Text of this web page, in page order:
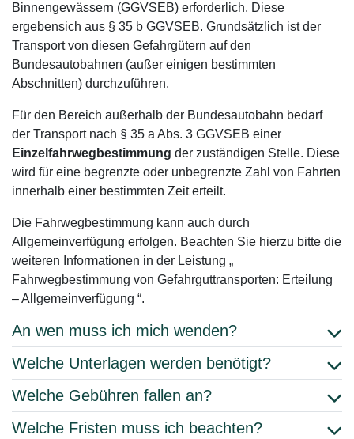
Binnengewässern (GGVSEB) erforderlich. Diese
ergebensich aus § 35 b GGVSEB. Grundsätzlich ist der
Transport von diesen Gefahrgütern auf den
Bundesautobahnen (außer einigen bestimmten
Abschnitten) durchzuführen.
Für den Bereich außerhalb der Bundesautobahn bedarf
der Transport nach § 35 a Abs. 3 GGVSEB einer
Einzelfahrwegbestimmung der zuständigen Stelle. Diese
wird für eine begrenzte oder unbegrenzte Zahl von Fahrten
innerhalb einer bestimmten Zeit erteilt.
Die Fahrwegbestimmung kann auch durch
Allgemeinverfügung erfolgen. Beachten Sie hierzu bitte die
weiteren Informationen in der Leistung „
Fahrwegbestimmung von Gefahrguttransporten: Erteilung
– Allgemeinverfügung “.
An wen muss ich mich wenden?
Welche Unterlagen werden benötigt?
Welche Gebühren fallen an?
Welche Fristen muss ich beachten?